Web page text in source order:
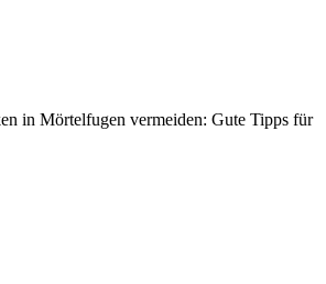
in Mörtelfugen vermeiden: Gute Tipps für